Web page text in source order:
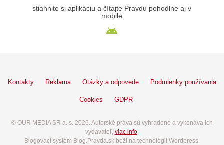
stiahnite si aplikáciu a čítajte Pravdu pohodlne aj v
mobile
Kontakty Reklama Otázky a odpovede Podmienky používania
Cookies GDPR
© OUR MEDIA SR a. s. 2026. Autorské práva sú vyhradené a vykonáva ich
vydavateľ, viac info.
Blogovací systém Blog.Pravda.sk beží na technológií Wordpress.